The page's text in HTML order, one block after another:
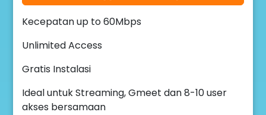
Kecepatan up to 60Mbps
Unlimited Access
Gratis Instalasi
Ideal untuk Streaming, Gmeet dan 8-10 user
akses bersamaan